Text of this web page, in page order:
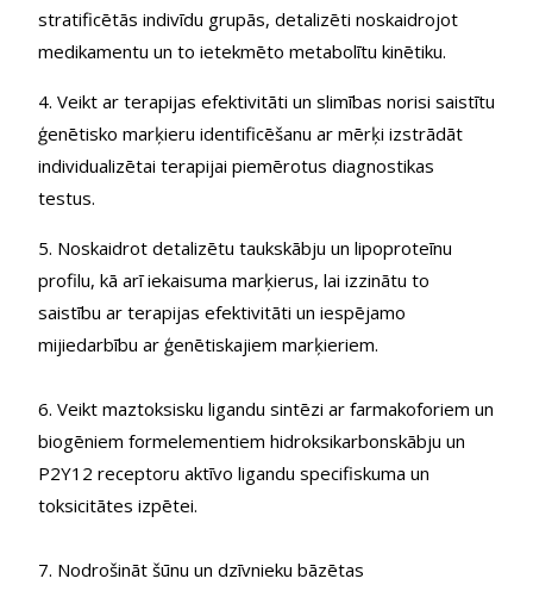
stratificētās indivīdu grupās, detalizēti noskaidrojot
medikamentu un to ietekmēto metabolītu kinētiku.
4. Veikt ar terapijas efektivitāti un slimības norisi saistītu
ģenētisko marķieru identificēšanu ar mērķi izstrādāt
individualizētai terapijai piemērotus diagnostikas
testus.
5. Noskaidrot detalizētu taukskābju un lipoproteīnu
profilu, kā arī iekaisuma marķierus, lai izzinātu to
saistību ar terapijas efektivitāti un iespējamo
mijiedarbību ar ģenētiskajiem marķieriem.
6. Veikt maztoksisku ligandu sintēzi ar farmakoforiem un
biogēniem formelementiem hidroksikarbonskābju un
P2Y12 receptoru aktīvo ligandu specifiskuma un
toksicitātes izpētei.
7. Nodrošināt šūnu un dzīvnieku bāzētas